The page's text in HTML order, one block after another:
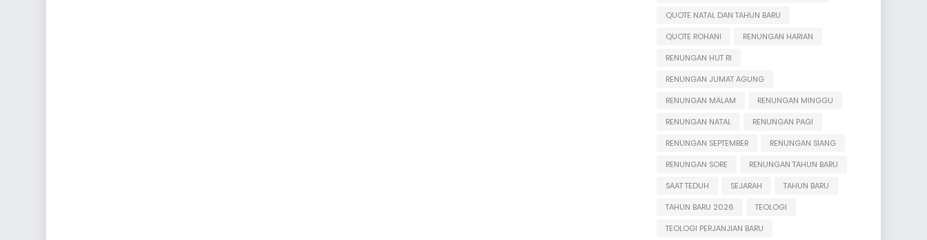
QUOTE NATAL DAN TAHUN BARU
QUOTE ROHANI
RENUNGAN HARIAN
RENUNGAN HUT RI
RENUNGAN JUMAT AGUNG
RENUNGAN MALAM
RENUNGAN MINGGU
RENUNGAN NATAL
RENUNGAN PAGI
RENUNGAN SEPTEMBER
RENUNGAN SIANG
RENUNGAN SORE
RENUNGAN TAHUN BARU
SAAT TEDUH
SEJARAH
TAHUN BARU
TAHUN BARU 2026
TEOLOGI
TEOLOGI PERJANJIAN BARU